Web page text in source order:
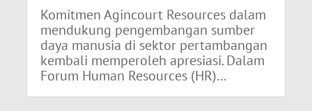
Komitmen Agincourt Resources dalam
mendukung pengembangan sumber
daya manusia di sektor pertambangan
kembali memperoleh apresiasi. Dalam
Forum Human Resources (HR)...